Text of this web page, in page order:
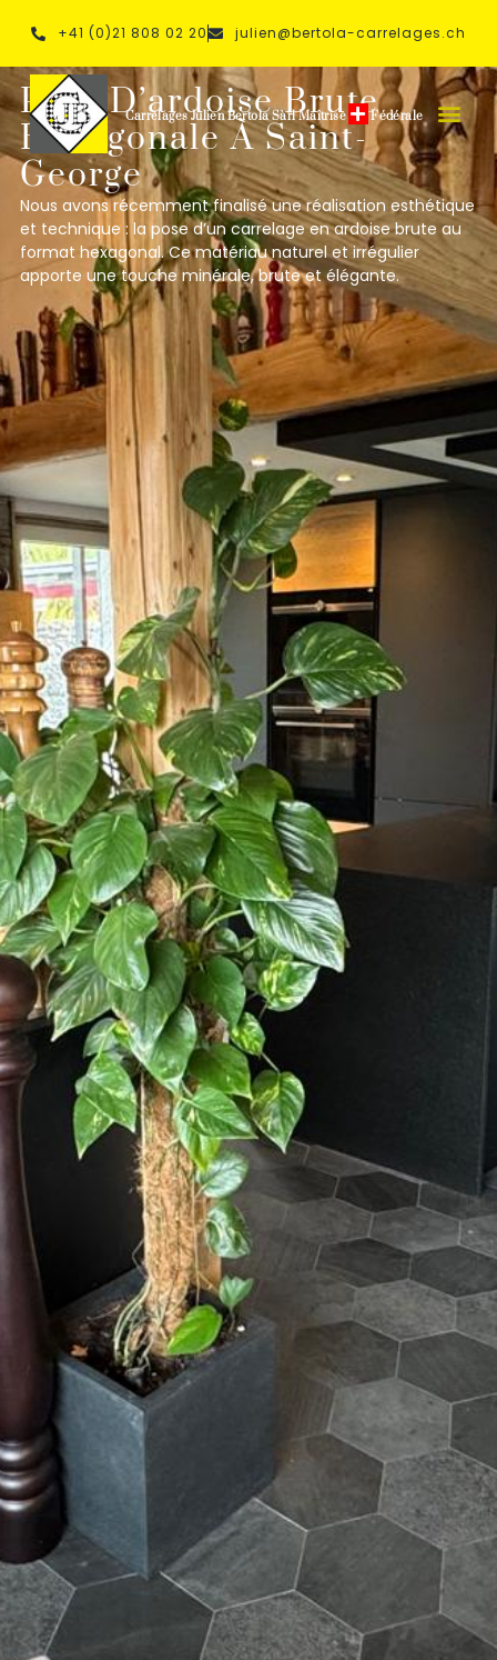
+41 (0)21 808 02 20 julien@bertola-carrelages.ch
Carrelages Julien Bertola Sàrl Maîtrise Fédérale
Pose D’ardoise Brute
Hexagonale À Saint-
George
Nous avons récemment finalisé une réalisation esthétique
et technique : la pose d’un carrelage en ardoise brute au
format hexagonal. Ce matériau naturel et irrégulier
apporte unetouche minérale, brute et élégante.